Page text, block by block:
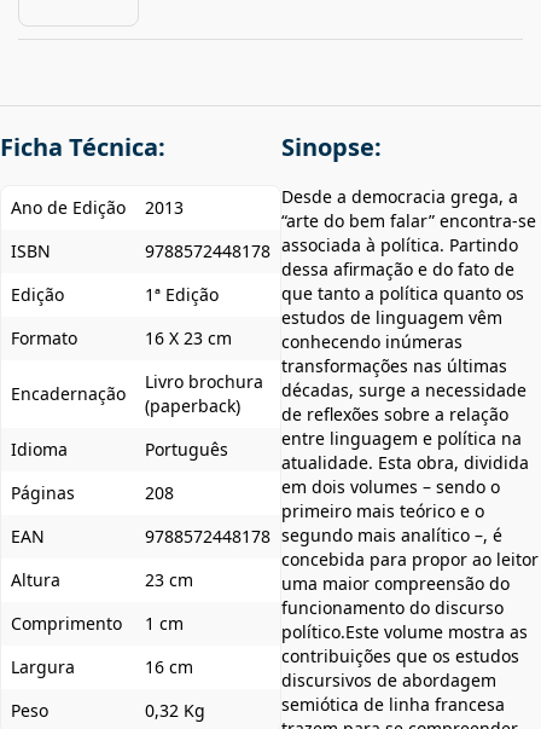
Ficha Técnica:
Ano de Edição
2013
ISBN
9788572448178
Edição
1ª Edição
Formato
16 X 23 cm
Encadernação
Livro brochura
(paperback)
Idioma
Português
Páginas
208
EAN
9788572448178
Altura
23 cm
Comprimento
1 cm
Largura
16 cm
Peso
0,32 Kg
Sinopse:
Desde a democracia grega, a
“arte do bem falar” encontra-se
associada à política. Partindo
dessa afirmação e do fato de
que tanto a política quanto os
estudos de linguagem vêm
conhecendo inúmeras
transformações nas últimas
décadas, surge a necessidade
de reflexões sobre a relação
entre linguagem e política na
atualidade. Esta obra, dividida
em dois volumes – sendo o
primeiro mais teórico e o
segundo mais analítico –, é
concebida para propor ao leitor
uma maior compreensão do
funcionamento do discurso
político.Este volume mostra as
contribuições que os estudos
discursivos de abordagem
semiótica de linha francesa